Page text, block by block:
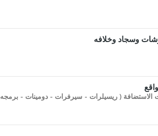
وسجاد وخلافه
( ريسيلرات - سيرفرات - دومينات - برمجه